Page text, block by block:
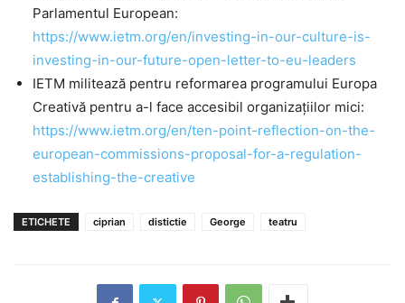
Parlamentul European:
https://www.ietm.org/en/investing-in-our-culture-is-
investing-in-our-future-open-letter-to-eu-leaders
IETM militează pentru reformarea programului Europa
Creativă pentru a-l face accesibil organizațiilor mici:
https://www.ietm.org/en/ten-point-reflection-on-the-
european-commissions-proposal-for-a-regulation-
establishing-the-creative
ETICHETE ciprian distictie George teatru